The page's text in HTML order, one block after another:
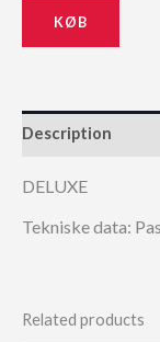
KØB
Description
DELUXE
Tekniske data:
Related products